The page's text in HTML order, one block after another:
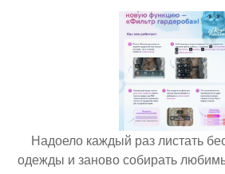
Надоело каждый раз листать
одежды и заново собирать